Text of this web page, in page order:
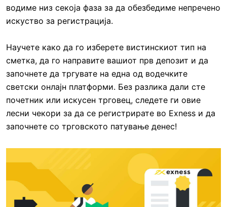
водиме низ секоја фаза за да обезбедиме непречено
искуство за регистрација.
Научете како да го изберете вистинскиот тип на
сметка, да го направите вашиот прв депозит и да
започнете да тргувате на една од водечките
светски онлајн платформи. Без разлика дали сте
почетник или искусен трговец, следете ги овие
лесни чекори за да се регистрирате во Exness и да
започнете со трговското патување денес!